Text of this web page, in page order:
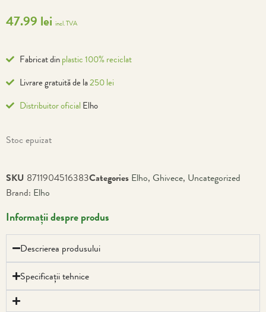
47.99 lei incl. TVA
Fabricat dinplastic 100% reciclat
Livrare gratuită de la250 lei
Distribuitor oficial Elho
Stoc epuizat
SKU 8711904516383Categories Elho, Ghivece, Uncategorized
Brand: Elho
Informații despre produs
Descrierea produsului
Specificații tehnice